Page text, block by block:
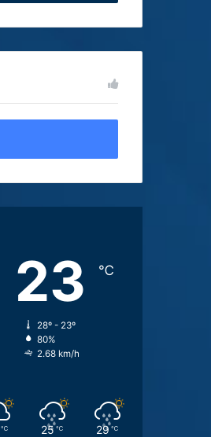
23 ℃
28º - 23º
80%
2.68 km/h
℃ 25 ℃ 29 ℃